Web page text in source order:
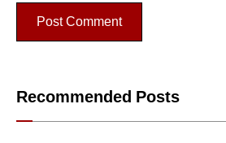
Recommended Posts